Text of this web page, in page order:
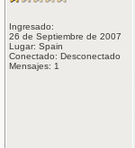
Ingresado:
26 de Septiembre de 2007
Lugar: Spain
Conectado: Desconectado
Mensajes: 1